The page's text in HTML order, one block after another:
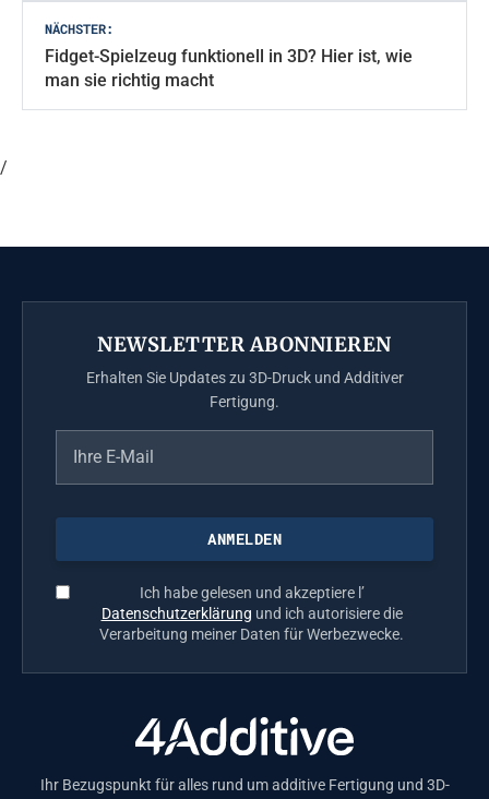
NÄCHSTER:
Fidget-Spielzeug funktionell in 3D? Hier ist, wie
man sie richtig macht
/
NEWSLETTER ABONNIEREN
Erhalten Sie Updates zu 3D-Druck und Additiver
Fertigung.
Ich habe gelesen und akzeptiere l’
Datenschutzerklärung und ich autorisiere die
Verarbeitung meiner Daten für Werbezwecke.
Ihr Bezugspunkt für alles rund um additive Fertigung und 3D-